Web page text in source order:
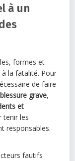
à un
formes et
à la fatalité. Pour
de faire
blessure grave,
et
tenir les
responsables.
fautifs